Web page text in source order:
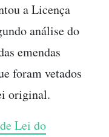
a Licença
análise do
emendas
foram vetados
original.
Lei do